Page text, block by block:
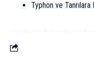
Typhon ve Tanrılara